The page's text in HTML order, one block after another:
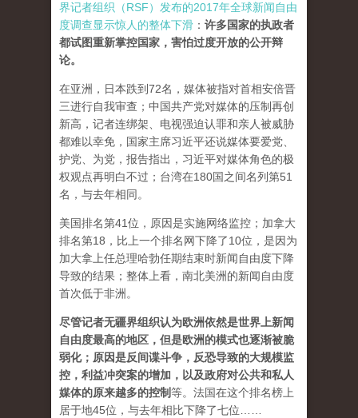
界记者组织（RSF）发布的2017年全球新闻自由
度调查显示惊人的整体下滑 ： 许多国家的执政者
都试图重新掌控国家，害怕过度开放的公开辩
论。
在亚洲，日本跌到72名，媒体被指对首相安倍晋
三进行自我审查；中国共产党对媒体的压制再创
新高，记者连绑架、电视强迫认罪和亲人被威胁
都难以幸免，国家主席习近平还说媒体要爱党、
护党、为党，报告指出，习近平对媒体角色的极
权观点再明白不过；台湾在180国之间名列第51
名，与去年相同。
美国排名第41位，原因是实施网络监控；加拿大
排名第18，比上一个排名网下降了10位，是因为
加大拿上任总理哈勃任期结束时新闻自由度下降
导致的结果；整体上看，南北美洲的新闻自由度
首次低于非洲。
尽管记者无疆界组织认为欧洲依然是世界上新闻
自由度最高的地区，但是欧洲的模式也逐渐被脆
弱化；原因是反间谍斗争，反恐导致的大规模监
控，利益冲突案的增加，以及政府对公共和私人
媒体的原来越多的控制等。法国在这个排名榜上
居于地45位，与去年相比下降了七位……